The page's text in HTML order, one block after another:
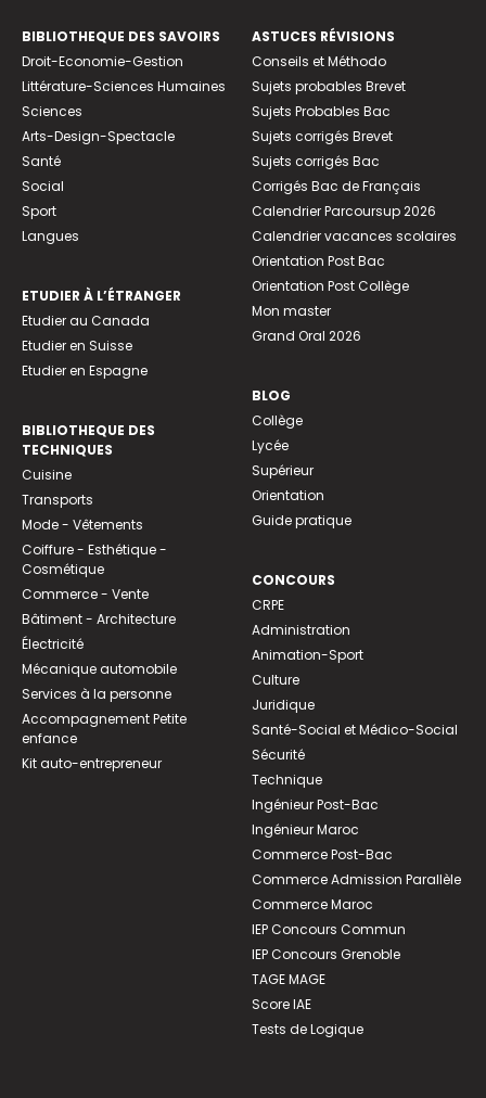
BIBLIOTHEQUE DES SAVOIRS
Droit-Economie-Gestion
Littérature-Sciences Humaines
Sciences
Arts-Design-Spectacle
Santé
Social
Sport
Langues
ETUDIER À L’ÉTRANGER
Etudier au Canada
Etudier en Suisse
Etudier en Espagne
BIBLIOTHEQUE DES
TECHNIQUES
Cuisine
Transports
Mode - Vêtements
Coiffure - Esthétique -
Cosmétique
Commerce - Vente
Bâtiment - Architecture
Électricité
Mécanique automobile
Services à la personne
Accompagnement Petite
enfance
Kit auto-entrepreneur
ASTUCES RÉVISIONS
Conseils et Méthodo
Sujets probables Brevet
Sujets Probables Bac
Sujets corrigés Brevet
Sujets corrigés Bac
Corrigés Bac de Français
Calendrier Parcoursup 2026
Calendrier vacances scolaires
Orientation Post Bac
Orientation Post Collège
Mon master
Grand Oral 2026
BLOG
Collège
Lycée
Supérieur
Orientation
Guide pratique
CONCOURS
CRPE
Administration
Animation-Sport
Culture
Juridique
Santé-Social et Médico-Social
Sécurité
Technique
Ingénieur Post-Bac
Ingénieur Maroc
Commerce Post-Bac
Commerce Admission Parallèle
Commerce Maroc
IEP Concours Commun
IEP Concours Grenoble
TAGE MAGE
Score IAE
Tests de Logique